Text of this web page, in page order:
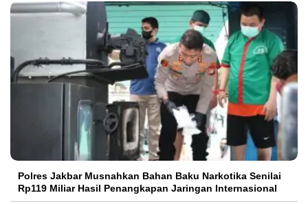
Polres Jakbar Musnahkan Bahan Baku Narkotika Senilai
Rp119 Miliar Hasil Penangkapan Jaringan Internasional